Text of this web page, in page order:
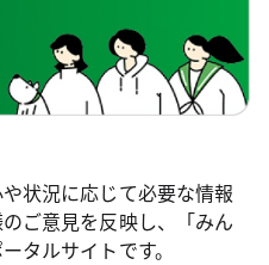
状況に応じて必要な情報
ご意見を反映し、「みん
タルサイトです。